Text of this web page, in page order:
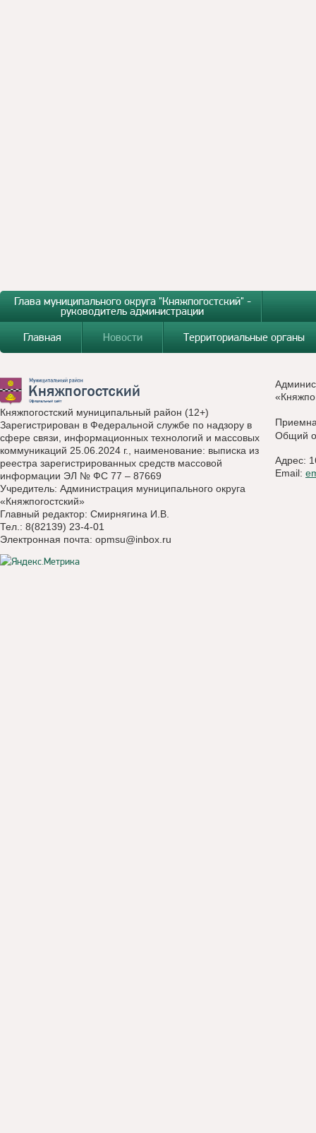
Глава муниципального округа "Княжпогостский" -
руководитель администрации
Главная
Новости Территориальные органы
Княжпогостский муниципальный район (12+)
Зарегистрирован в Федеральной службе по надзору в
сфере связи, информационных технологий и массовых
коммуникаций 25.06.2024 г., наименование: выписка из
реестра зарегистрированных средств массовой
информации ЭЛ № ФС 77 – 87669
Учредитель: Администрация муниципального округа
«Княжпогостский»
Главный редактор: Смирнягина И.В.
Тел.: 8(82139) 23-4-01
Электронная почта: opmsu@inbox.ru
Общий
Адрес:
Email: